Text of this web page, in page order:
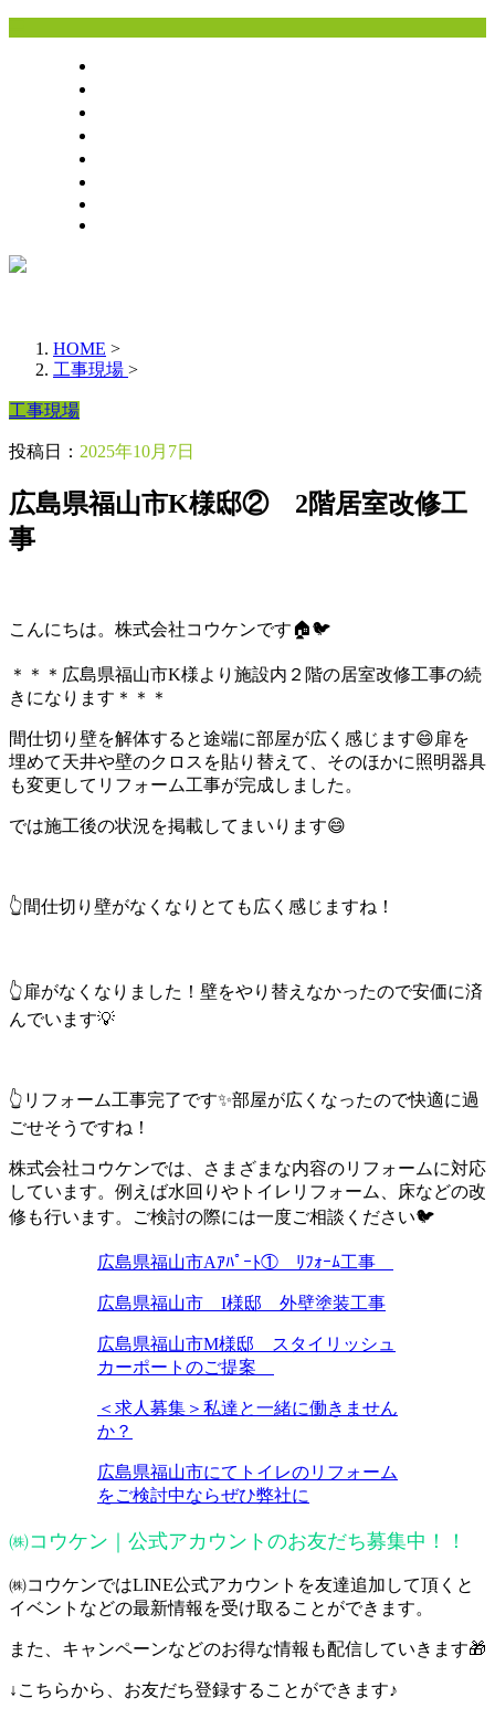
HOME >
工事現場 >
工事現場
投稿日： 2025年10月7日
広島県福山市K様邸② 2階居室改修工
事
こんにちは。株式会社コウケンです🏠🐦
＊＊＊広島県福山市K様より施設内２階の居室改修工事の続
きになります＊＊＊
間仕切り壁を解体すると途端に部屋が広く感じます😄扉を
埋めて天井や壁のクロスを貼り替えて、そのほかに照明器具
も変更してリフォーム工事が完成しました。
では施工後の状況を掲載してまいります😄
👆間仕切り壁がなくなりとても広く感じますね！
👆扉がなくなりました！壁をやり替えなかったので安価に済
んでいます💡
👆リフォーム工事完了です✨部屋が広くなったので快適に過
ごせそうですね！
株式会社コウケンでは、さまざまな内容のリフォームに対応
しています。例えば水回りやトイレリフォーム、床などの改
修も行います。ご検討の際には一度ご相談ください🐦
広島県福山市Aｱﾊﾟｰﾄ① ﾘﾌｫｰﾑ工事
広島県福山市 I様邸 外壁塗装工事
広島県福山市M様邸 スタイリッシュ
カーポートのご提案
＜求人募集＞私達と一緒に働きません
か？
広島県福山市にてトイレのリフォーム
をご検討中ならぜひ弊社に
㈱コウケン｜公式アカウントのお友だち募集中！！
㈱コウケンではLINE公式アカウントを友達追加して頂くと
イベントなどの最新情報を受け取ることができます。
また、キャンペーンなどのお得な情報も配信していきます🎁
↓こちらから、お友だち登録することができます♪